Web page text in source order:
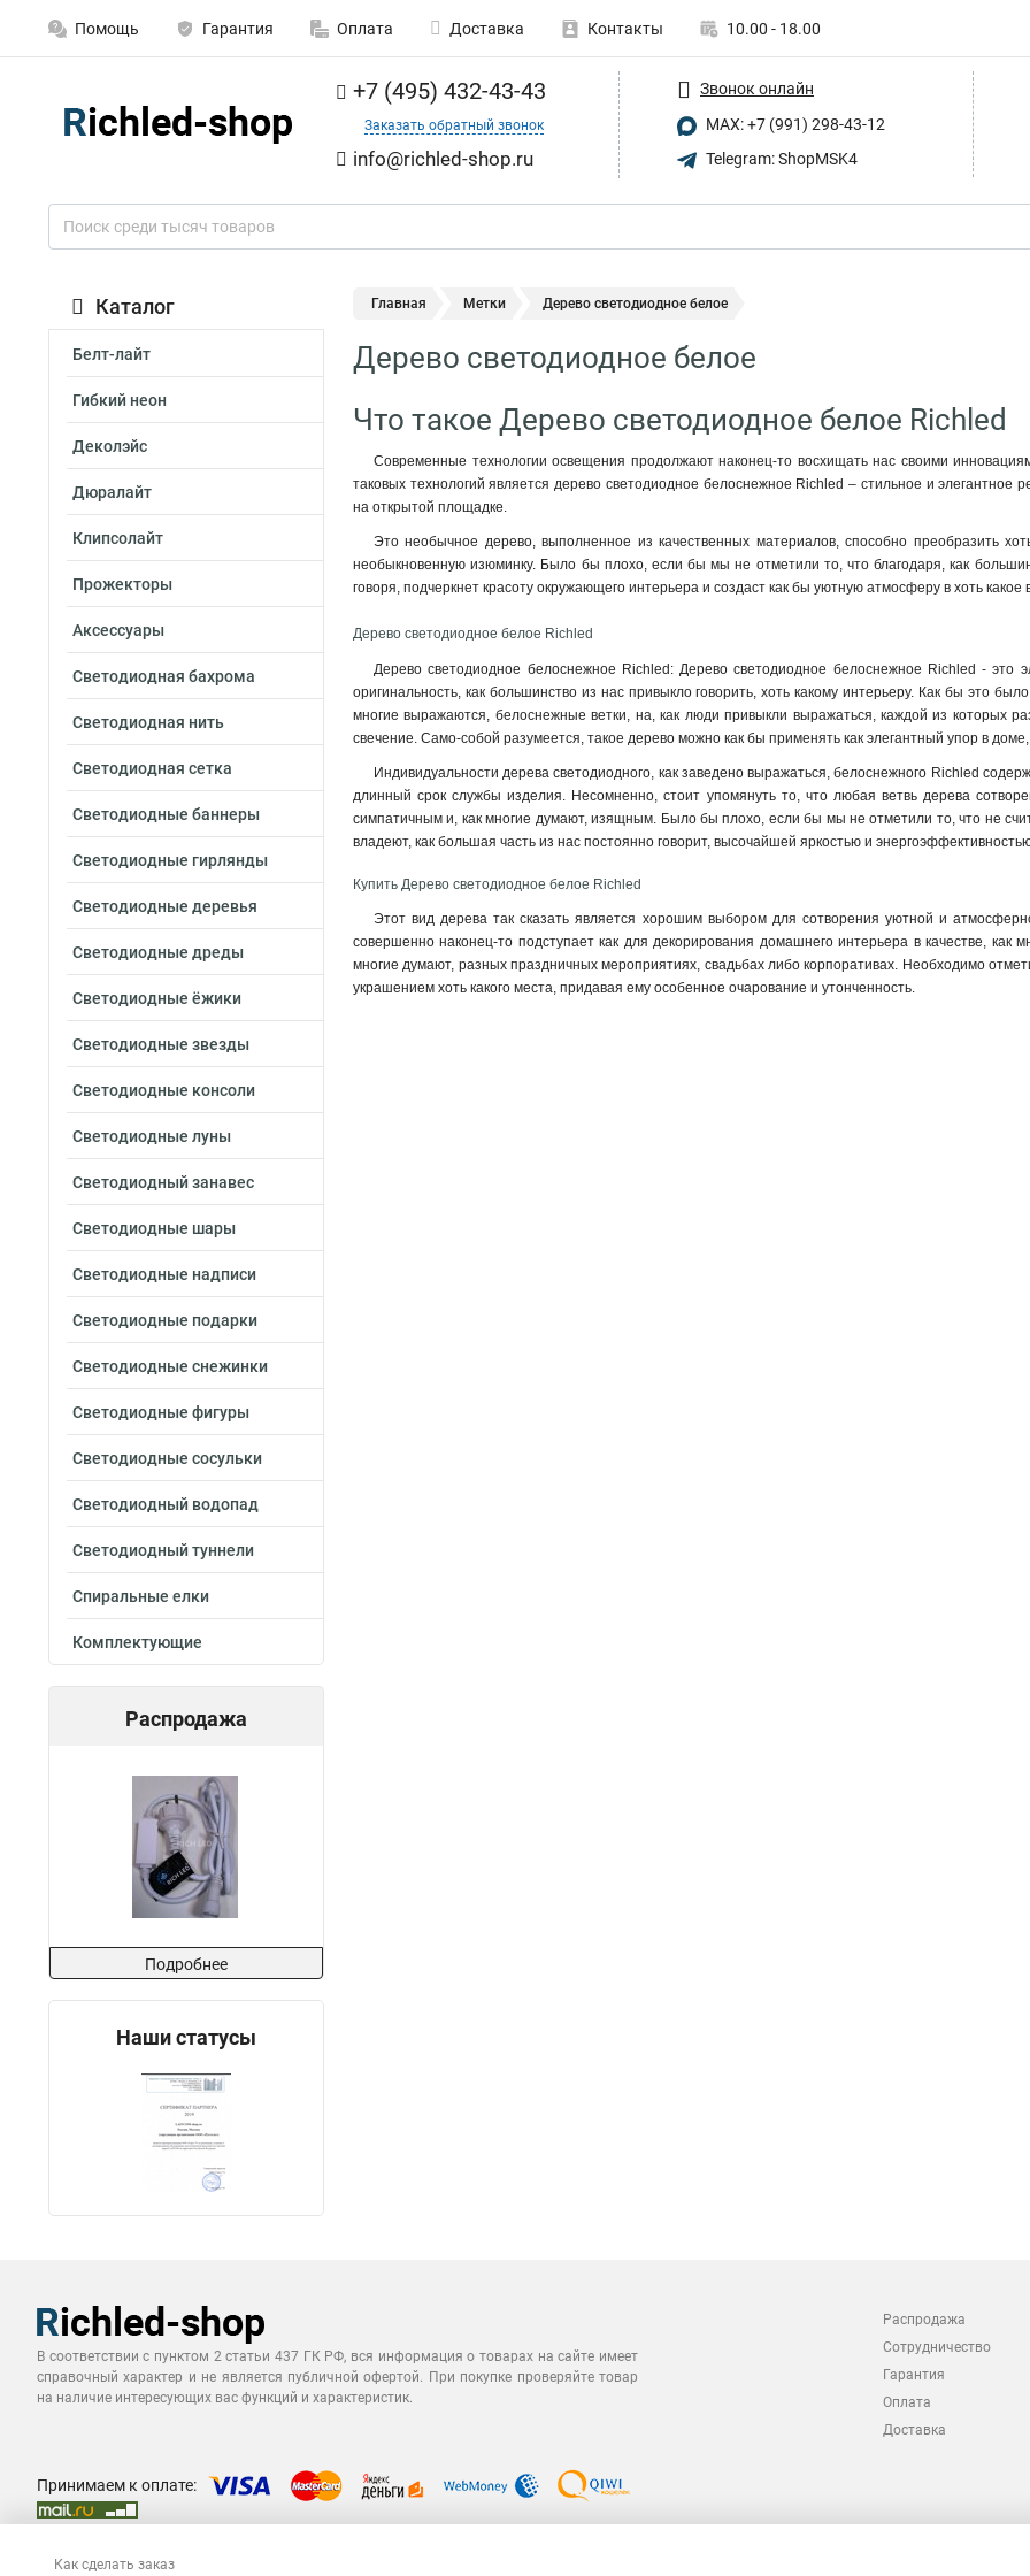
Помощь Гарантия Оплата Доставка Контакты 10.00 - 18.00
+7 (495) 432-43-43
Заказать обратный звонок
info@richled-shop.ru
Звонок онлайн
MAX: +7 (991) 298-43-12
Telegram: ShopMSK4
Каталог
Белт-лайт
Гибкий неон
Деколэйс
Дюралайт
Клипсолайт
Прожекторы
Аксессуары
Светодиодная бахрома
Светодиодная нить
Светодиодная сетка
Светодиодные баннеры
Светодиодные гирлянды
Светодиодные деревья
Светодиодные дреды
Светодиодные ёжики
Светодиодные звезды
Светодиодные консоли
Светодиодные луны
Светодиодный занавес
Светодиодные шары
Светодиодные надписи
Светодиодные подарки
Светодиодные снежинки
Светодиодные фигуры
Светодиодные сосульки
Светодиодный водопад
Светодиодный туннели
Спиральные елки
Комплектующие
Распродажа
Подробнее
Наши статусы
Главная Метки Дерево светодиодное белое
Дерево светодиодное белое
Что такое Дерево светодиодное белое Richled
Современные технологии освещения продолжают наконец-то восхищать нас своими
таковых технологий является дерево светодиодное белоснежное Richled – стильное и
на открытой площадке.
Это необычное дерево, выполненное из качественных материалов, способно преобразить
необыкновенную изюминку. Было бы плохо, если бы мы не отметили то, что благодаря, как
говоря, подчеркнет красоту окружающего интерьера и создаст как бы уютную атмосферу в хоть какое
Дерево светодиодное белое Richled
Дерево светодиодное белоснежное Richled: Дерево светодиодное белоснежное Richled - это
оригинальность, как большинство из нас привыкло говорить, хоть какому интерьеру. Как бы это
многие выражаются, белоснежные ветки, на, как люди привыкли выражаться, каждой из которых
свечение. Само-собой разумеется, такое дерево можно как бы применять как элегантный упор в
Индивидуальности дерева светодиодного, как заведено выражаться, белоснежного Richled
длинный срок службы изделия. Несомненно, стоит упомянуть то, что любая ветвь дерева
симпатичным и, как многие думают, изящным. Было бы плохо, если бы мы не отметили то, что не
владеют, как большая часть из нас постоянно говорит, высочайшей яркостью и
Купить Дерево светодиодное белое Richled
Этот вид дерева так сказать является хорошим выбором для сотворения уютной и
совершенно наконец-то подступает как для декорирования домашнего интерьера в качестве, как
многие думают, разных праздничных мероприятиях, свадьбах либо корпоративах. Необходимо
украшением хоть какого места, придавая ему особенное очарование и утонченность.
В соответствии с пунктом 2 статьи 437 ГК РФ, вся информация о товарах на сайте имеет
справочный характер и не является публичной офертой. При покупке проверяйте товар
на наличие интересующих вас функций и характеристик.
Распродажа
Сотрудничество
Гарантия
Оплата
Доставка
Принимаем к оплате:
Как сделать заказ